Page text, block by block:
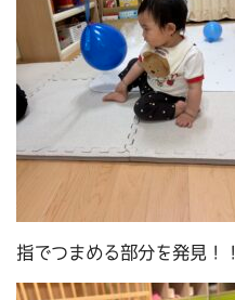
指でつまめる部分を発見！！